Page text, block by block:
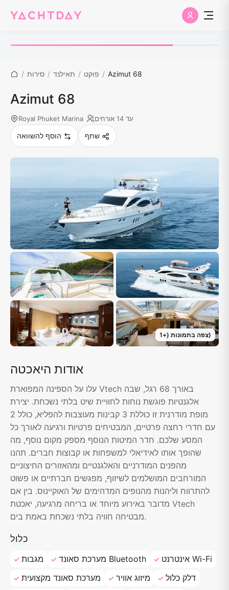
/ סירות / תאילנד / פוקט / Azimut 68
Azimut 68
Royal Phuket Marina עד 14 אורחים
הוסף להשוואה שתף
צפה בתמונות (+
1 )
אודות היאכטה
עלו על הספינה המפוארת Vtech באורך 68 רגל, שבה
אלגנטיות פוגשת נוחות לחוויית שיט בלתי נשכחת. יצירת
מופת מודרנית זו כוללת 3 קבינות מעוצבות להפליא, כולל 2
עם חדרי רחצה פרטיים, המבטיחים פרטיות ורגיעה לאורך כל
המסע שלכם. חדר המיטות הנוסף מספק מקום נוסף, מה
שהופך אותו לאידיאלי למשפחות או קבוצות חברים. תהנו
מהפנים המודרניים והאלגנטיים ומהאזורים החיצוניים
המורחבים המושלמים לשיזוף, מפגשים חברתיים או פשוט
להתרווח וליהנות מהנופים המדהימים של האוקיינוס. בין אם
מדובר באירוע מיוחד או בריחה מרגיעה, יאכטת Vtech
מבטיחה חוויה בלתי נשכחת באמת בים.
כלול
מגבות מערכת סאונד Bluetooth
אינטרנט Wi-Fi
מערכת סאונד מקצועית
מיזוג אוויר
דלק כלול